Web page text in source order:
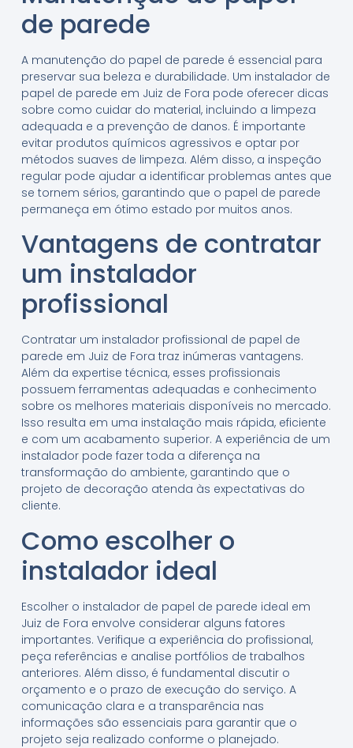
de parede
A manutenção do papel de parede é essencial para
preservar sua beleza e durabilidade. Um instalador de
papel de parede em Juiz de Fora pode oferecer dicas
sobre como cuidar do material, incluindo a limpeza
adequada e a prevenção de danos. É importante
evitar produtos químicos agressivos e optar por
métodos suaves de limpeza. Além disso, a inspeção
regular pode ajudar a identificar problemas antes que
se tornem sérios, garantindo que o papel de parede
permaneça em ótimo estado por muitos anos.
Vantagens de contratar
um instalador
profissional
Contratar um instalador profissional de papel de
parede em Juiz de Fora traz inúmeras vantagens.
Além da expertise técnica, esses profissionais
possuem ferramentas adequadas e conhecimento
sobre os melhores materiais disponíveis no mercado.
Isso resulta em uma instalação mais rápida, eficiente
e com um acabamento superior. A experiência de um
instalador pode fazer toda a diferença na
transformação do ambiente, garantindo que o
projeto de decoração atenda às expectativas do
cliente.
Como escolher o
instalador ideal
Escolher o instalador de papel de parede ideal em
Juiz de Fora envolve considerar alguns fatores
importantes. Verifique a experiência do profissional,
peça referências e analise portfólios de trabalhos
anteriores. Além disso, é fundamental discutir o
orçamento e o prazo de execução do serviço. A
comunicação clara e a transparência nas
informações são essenciais para garantir que o
projeto seja realizado conforme o planejado.